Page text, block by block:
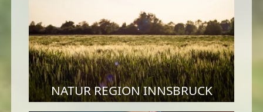
NATUR REGION INNSBRUCK